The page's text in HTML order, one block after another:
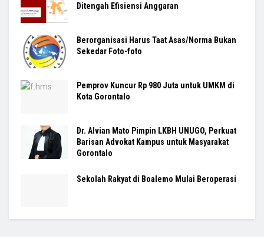
Ditengah Efisiensi Anggaran
Berorganisasi Harus Taat Asas/Norma Bukan
Sekedar Foto-foto
Pemprov Kuncur Rp 980 Juta untuk UMKM di
Kota Gorontalo
Dr. Alvian Mato Pimpin LKBH UNUGO, Perkuat
Barisan Advokat Kampus untuk Masyarakat
Gorontalo
Sekolah Rakyat di Boalemo Mulai Beroperasi